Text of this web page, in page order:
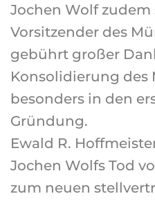
Jochen Wolf
Vorsitzender des
gebührt großer
Konsolidierung des
besonders in den
Gründung.
Ewald R.
Jochen Wolfs Tod
zum neuen